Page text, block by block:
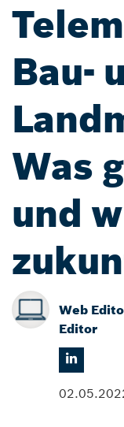
Bau-
Was
und
Web
Editor